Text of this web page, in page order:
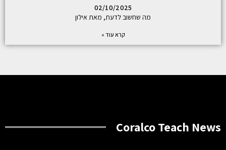
02/10/2025
מה שחשוב לדעת, מאת אילון
קרא עוד »
Coralco Teach News